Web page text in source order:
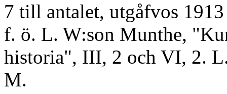
7 till antalet, utgåfvos
f. ö. L. W:son Munthe,
historia", III, 2 och VI, 2.
M.